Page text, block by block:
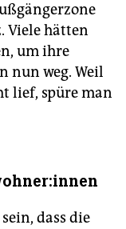
Viele hätten
um ihre
nun weg. Weil
lief, spüre man
dass die